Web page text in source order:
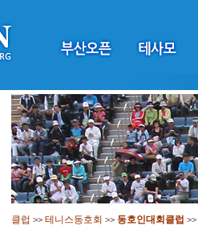
클럽 >> 테니스동호회 >> 동호인대회클럽 >>